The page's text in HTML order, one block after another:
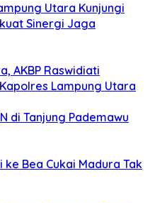
Utara Kunjungi
Sinergi Jaga
AKBP Raswidiati
Lampung Utara
di Tanjung Pademawu
ke Bea Cukai Madura Tak